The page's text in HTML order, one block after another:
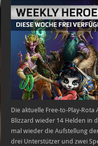
of
the
Storm
Free-
to-
Play-
–
–
Die aktuelle Free-to-Play-
Blizzard wieder 14 Helden in
mal wieder die Aufstellung
drei Unterstützer und zwei